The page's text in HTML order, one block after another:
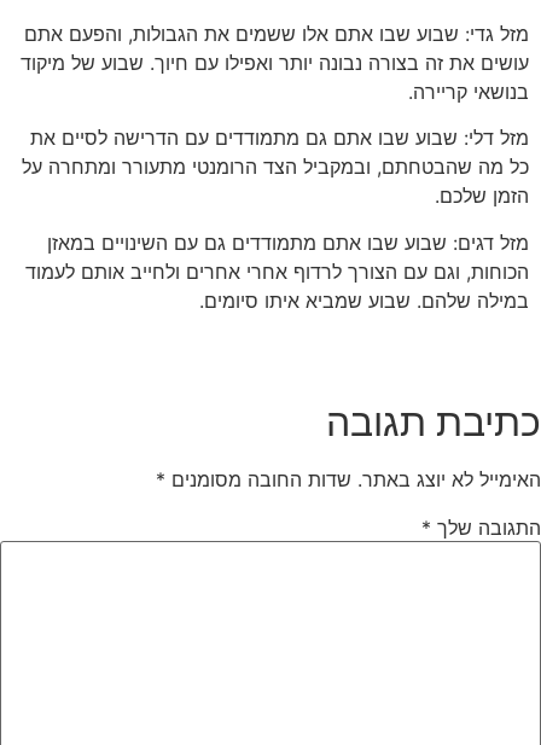
מזל גדי: שבוע שבו אתם אלו ששמים את הגבולות, והפעם אתם
עושים את זה בצורה נבונה יותר ואפילו עם חיוך. שבוע של מיקוד
בנושאי קריירה.
מזל דלי: שבוע שבו אתם גם מתמודדים עם הדרישה לסיים את
כל מה שהבטחתם, ובמקביל הצד הרומנטי מתעורר ומתחרה על
הזמן שלכם.
מזל דגים: שבוע שבו אתם מתמודדים גם עם השינויים במאזן
הכוחות, וגם עם הצורך לרדוף אחרי אחרים ולחייב אותם לעמוד
במילה שלהם. שבוע שמביא איתו סיומים.
כתיבת תגובה
האימייל לא יוצג באתר. שדות החובה מסומנים *
התגובה שלך *